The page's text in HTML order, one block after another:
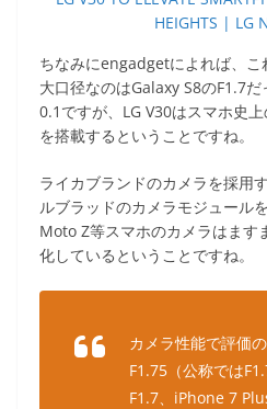
HEIGHTS | LG
ちなみにengadgetによれば、
大口径なのはGalaxy S8のF1.7
0.1ですが、LG V30はスマホ史
を搭載するということですね。
ライカブランドのカメラを採用
ルブラッドのカメラモジュール
Moto Z等スマホのカメラはます
化しているということですね。
カメラ性能で評価
F1.75（公称では
F1.7、iPhone 7